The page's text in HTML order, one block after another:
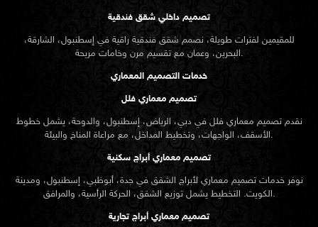
تصميم داخلي شقق فندقية
للمقيمين لفترات طويلة، نصمم شقق فندقية راقية في إسطنبول، الشارقة،
البحرين، وعمان مع تقسيم مرن وخامات مريحة.
خدمات التصميم المعماري
تصميم معماري فلل
نقدمتصميم معماري فلل في دبي، الرياض، إسطنبول، والدوحة، يشمل خطوط
الأسقف، الواجهات، وتخطيط المداخل، مع مراعاة المناخ والبيئة.
تصميم معماري أبراج سكنية
نوفر خدمات تصميم معماري لأبراج الشقق في جدة، أبوظبي، إسطنبول، ومدينة
الكويت. التخطيط يشمل توزيع الشقق، الحركة الرأسية، والمرافق.
تصميم معماري أبراج تجارية